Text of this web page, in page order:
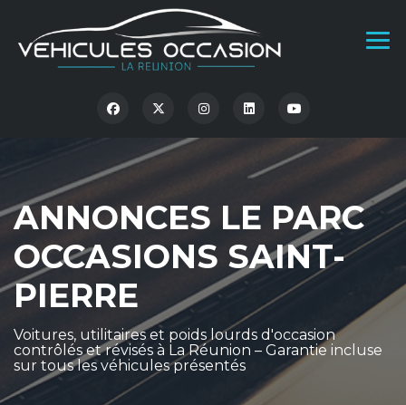
ANNONCES LE PARC
OCCASIONS SAINT-
PIERRE
Voitures, utilitaires et poids lourds d'occasion
contrôlés et révisés à La Réunion – Garantie incluse
sur tous les véhicules présentés